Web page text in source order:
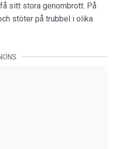
sitt stora genombrott. På
stöter på trubbel i olika